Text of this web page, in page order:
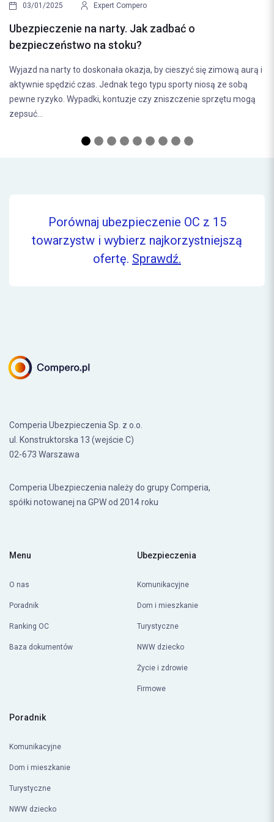
Compero
Jak zadbać o
stoku?
okazja, by cieszyć się zimową aurą i
tego typu sporty niosą ze sobą
czy zniszczenie sprzętu mogą
czy zastanawiamy się
Porównaj ubezpieczenie OC z 15
towarzystw i wybierz najkorzystniejszą
ofertę. Sprawdź.
Comperia Ubezpieczenia Sp. z o.o.
ul. Konstruktorska 13 (wejście C)
02-673 Warszawa
Comperia Ubezpieczenia należy do grupy Comperia,
spółki notowanej na GPW od 2014 roku
Menu
O nas
Poradnik
Ranking OC
Baza dokumentów
Ubezpieczenia
Komunikacyjne
Dom i mieszkanie
Turystyczne
NWW dziecko
Życie i zdrowie
Firmowe
Poradnik
Komunikacyjne
Dom i mieszkanie
Turystyczne
NWW dziecko